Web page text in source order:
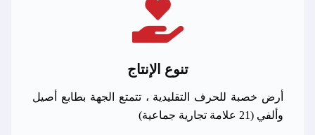
تنوع الإنتاج
أرض خصبة للحرف التقليدية ، تتمتع الجهة بطابع أصيل
وألفي (21 علامة تجارية جماعية)